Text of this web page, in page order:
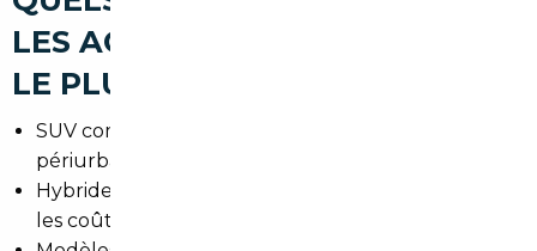
LES ACHETEURS RECHERCHENT
LE PLUS À VILLEPREUX
SUV compacts pour les familles et les trajets
périurbains.
Hybrides et hybrides rechargeables pour réduire
les coûts de carburant vers Paris.